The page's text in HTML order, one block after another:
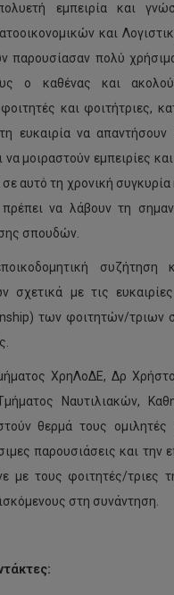
εμπειρία και
και
παρουσίασαν πολύ
ο καθένας και
και φοιτήτριες,
ευκαιρία να απαντήσουν
να μοιραστούν εμπειρίες
σε αυτό τη χρονική
πρέπει να λάβουν τη
σπουδών.
συζήτηση
σχετικά με τις ευκαιρίες
των φοιτητών/τριων
ΧρηΛοΔΕ, Δρ
Ναυτιλιακών,
θερμά τους ομιλητές
παρουσιάσεις και την
με τους φοιτητές/τριες
στη συνάντηση.